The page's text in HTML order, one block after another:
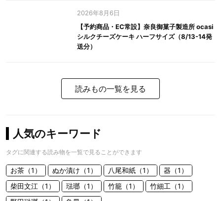
2026年8月6日
【予約商品・EC常設】奈良御菓子製造所 ocasi
シルクチーズケーキ ハーフサイズ（8/13-14発
送分）
読みもの一覧を見る
人気のキーワード
タグに関連する読み物を一覧で見ることができます
お茶（1） ぬか漬け（1） 八尾和紙（1）
器（1）
柴田文江（1）
琺瑯（1） 竹籠（1）
竹細工（1）